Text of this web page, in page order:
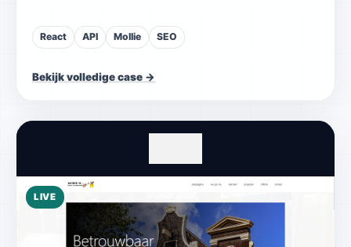
React API Mollie SEO
Bekijk volledige case →
LIVE